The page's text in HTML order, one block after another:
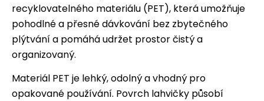
recyklovatelného materiálu (PET), která umožňuje
pohodlné a přesné dávkování bez zbytečného
plýtvání a pomáhá udržet prostor čistý a
organizovaný.
Materiál PET je lehký, odolný a vhodný pro
opakované používání. Povrch lahvičky působí